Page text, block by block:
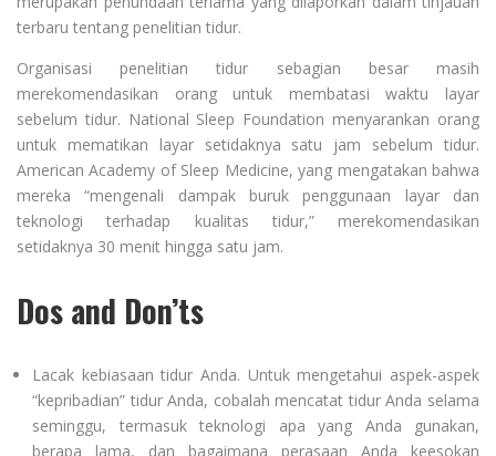
terbaru tentang penelitian tidur.
Organisasi penelitian tidur sebagian besar masih
merekomendasikan orang untuk membatasi waktu layar
sebelum tidur. National Sleep Foundation menyarankan orang
untuk mematikan layar setidaknya satu jam sebelum tidur.
American Academy of Sleep Medicine, yang mengatakan bahwa
mereka “mengenali dampak buruk penggunaan layar dan
teknologi terhadap kualitas tidur,” merekomendasikan
setidaknya 30 menit hingga satu jam.
Dos and Don’ts
Lacak kebiasaan tidur Anda. Untuk mengetahui aspek-aspek
“kepribadian” tidur Anda, cobalah mencatat tidur Anda selama
seminggu, termasuk teknologi apa yang Anda gunakan,
berapa lama, dan bagaimana perasaan Anda keesokan